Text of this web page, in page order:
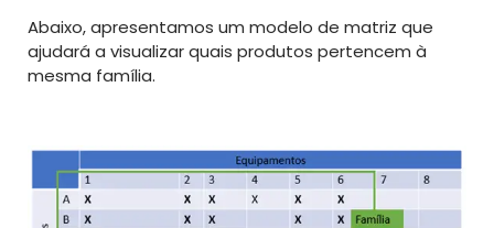
Abaixo, apresentamos um modelo de matriz que
ajudará a visualizar quais produtos pertencem à
mesma família.